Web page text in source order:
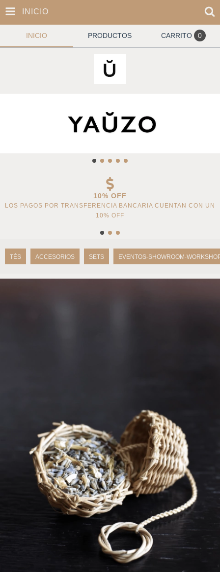
INICIO
INICIO PRODUCTOS CARRITO 0
10% OFF
LOS PAGOS POR TRANSFERENCIA BANCARIA CUENTAN CON UN
10% OFF
TÉS ACCESORIOS SETS EVENTOS-SHOWROOM-